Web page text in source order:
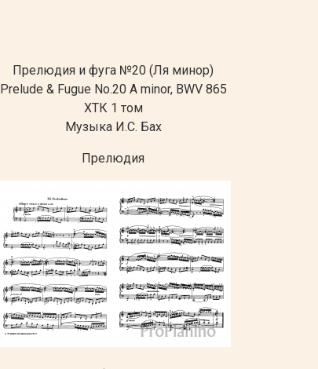
Прелюдия и фуга №20 (Ля минор)
Prelude & Fugue No.20 A minor, BWV 865
ХТК 1 том
Музыка И.С. Бах
Прелюдия